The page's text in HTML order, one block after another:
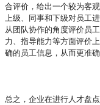
合评价，给出一个较为客
上级、同事和下级对员工
从团队协作的角度评价员
力、指导能力等方面评价
确的员工信息，从而更准
总之，企业在进行人才盘